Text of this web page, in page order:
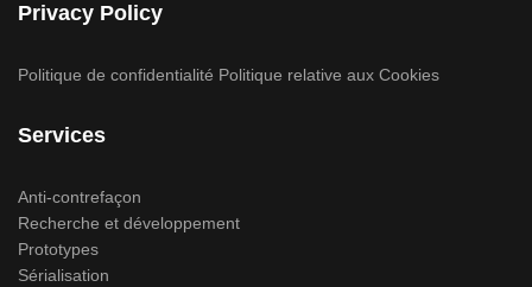
Privacy Policy
Politique de confidentialité Politique relative aux Cookies
Services
Anti-contrefaçon
Recherche et développement
Prototypes
Sérialisation